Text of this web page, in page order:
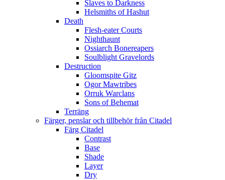
Slaves to Darkness
Helsmiths of Hashut
Death
Flesh-eater Courts
Nighthaunt
Ossiarch Bonereapers
Soulblight Gravelords
Destruction
Gloomspite Gitz
Ogor Mawtribes
Orruk Warclans
Sons of Behemat
Terräng
Färger, penslar och tillbehör från Citadel
Färg Citadel
Contrast
Base
Shade
Layer
Dry